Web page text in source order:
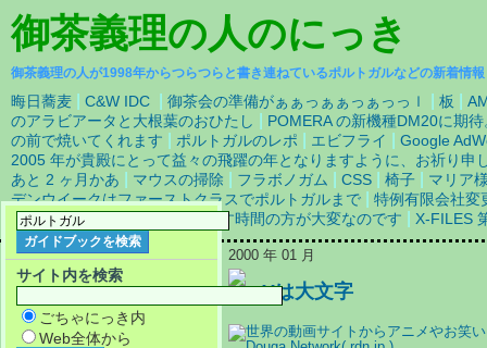
御茶義理の人のにっき
御茶義理の人が1998年からつらつらと書き連ねているポルトガルなどの新着情報
晦日蕎麦 C&W IDC 御茶会の準備がぁぁっぁぁっぁっっｌ 板
のアラビアータと大根葉のおひたし
POMERA の新機種DM20に期
の前で焼いてくれます
ポルトガルのレポ エビフライ
Google
2005 年が貴殿にとって益々の飛躍の年となりますように、お祈り申
あと 2 ヶ月かあ
マウスの掃除 フラボノガム CSS 椅子
マリア
デンウイークはファーストクラスでポルトガルまで
特例有限会社変
島屋 |よしず | 餅はつくより蒸す時間の方が大変なのです X-FILES
2000 年 01 月
Yは大文字
サイト内を検索
ごちゃにっき内
Web全体から